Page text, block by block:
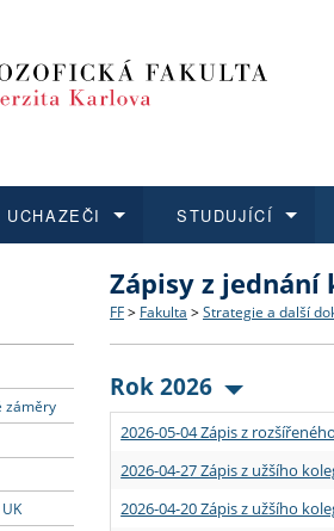
Struktura a historie
Strategie a další
Podpora a benefity pro
Absolventi fakulty
UCHAZEČI
Co studovat a jak se
Učitelské studijní
Informace k průběhu
STUDUJÍCÍ
Bakalářské a magisterské
Doktorské studium
Rigorózní řízení
O vědě a výzkumu na FF
Akademické kvalifikace
Granty a projekty
Aktuální nabídky a
Vyjíždějící studenti
Přijíždějící studenti
Vyjíždějící zaměstnanci
záměry
Zápisy z jednání
FF > Fakulta > Strategie a další
Rok 2026
2026-05-04 Zápis z
2026-04-27 Zápis z užšího
2026-04-20 Zápis z užšího